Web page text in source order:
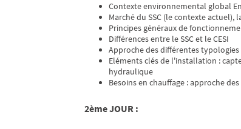
Contexte environnemental global
Marché du SSC (le contexte
Principes généraux de
Différences entre le SSC et le CESI
Approche des différentes typologies
Eléments clés de l'installation :
hydraulique
Besoins en chauffage : approche
2ème JOUR :